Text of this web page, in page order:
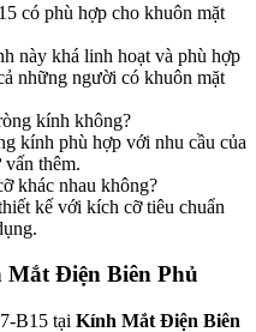
có phù hợp cho khuôn mặt
này khá linh hoạt và phù hợp
những người có khuôn mặt
kính không?
kính phù hợp với nhu cầu của
thêm.
khác nhau không?
kế với kích cỡ tiêu chuẩn
Điện Biên Phủ
B15 tại Kính Mắt Điện Biên